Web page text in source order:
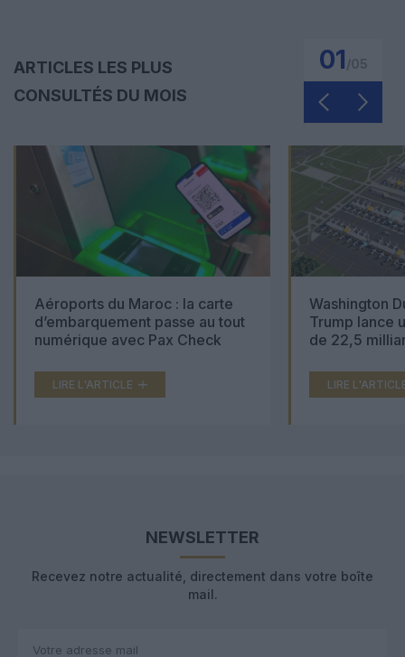
ARTICLES LES PLUS
CONSULTÉS DU MOIS
01
Aéroports du Maroc : la carte
d’embarquement passe au tout
numérique avec Pax Check
LIRE L'ARTICLE
Washington
Trump lance
de 22,5
LIRE
NEWSLETTER
Recevez notre actualité, directement dans votre boîte
mail.